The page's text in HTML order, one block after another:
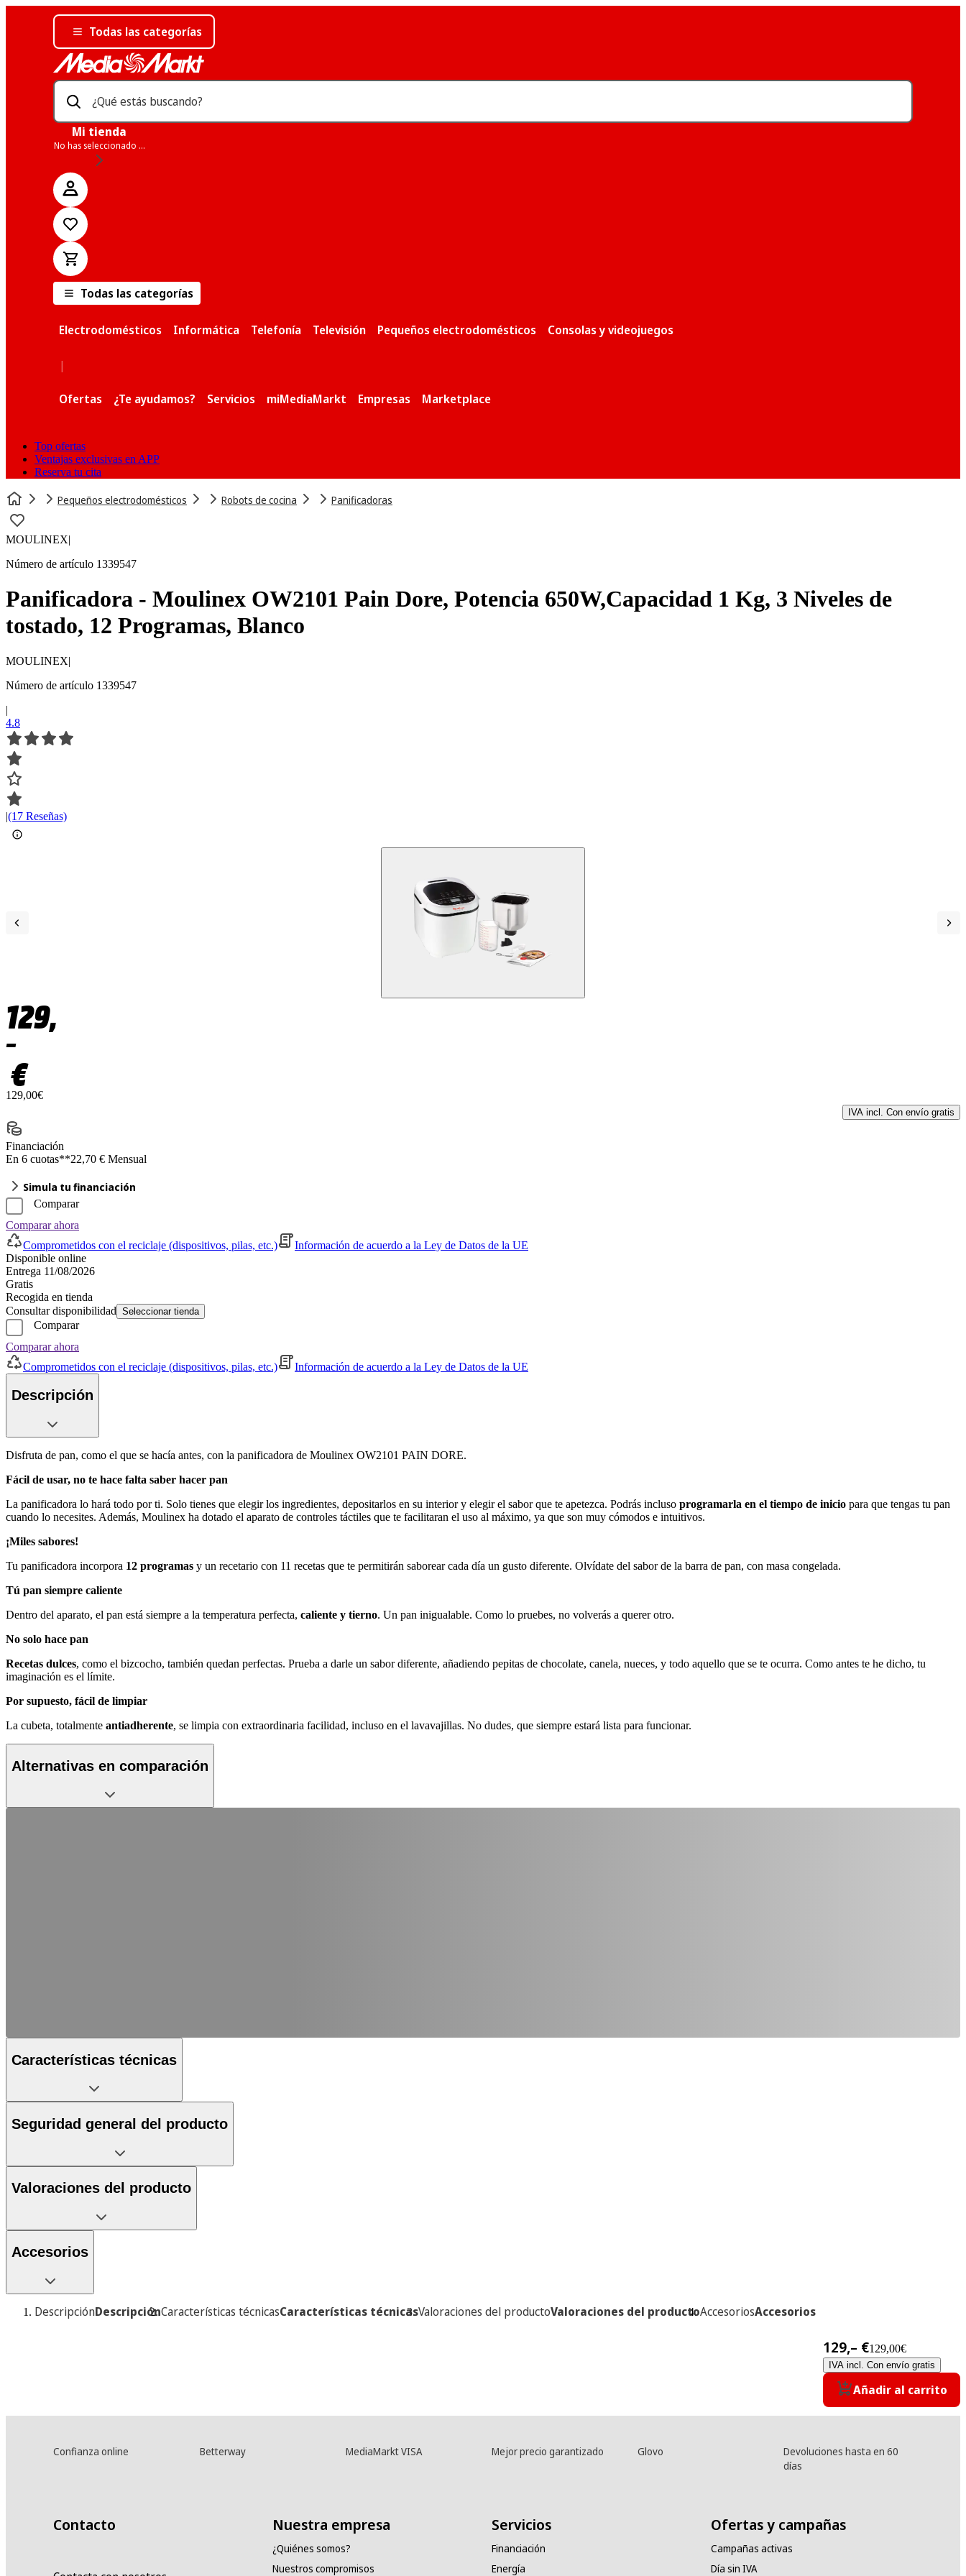
Todas las categorías
¿Qué estás buscando?
Mi tienda
No has seleccionado una tienda
Todas las categorías
Electrodomésticos Informática Telefonía Televisión Pequeños electrodomésticos Consolas y videojuegos
|
Ofertas ¿Te ayudamos? Servicios miMediaMarkt Empresas Marketplace
Top ofertas
Ventajas exclusivas en APP
Reserva tu cita
Pequeños electrodomésticos Robots de cocina Panificadoras
MOULINEX|
Número de artículo 1339547
Panificadora - Moulinex OW2101 Pain Dore, Potencia 650W,Capacidad 1 Kg, 3 Niveles de
tostado, 12 Programas, Blanco
MOULINEX|
Número de artículo 1339547
|
4.8
|(17 Reseñas)
129,
–
€
129,00€
IVA incl. Con envío gratis
Financiación
En 6 cuotas**22,70 € Mensual
Simula tu financiación
Comparar
Comparar ahora
Comprometidos con el reciclaje (dispositivos, pilas, etc.)
Información de acuerdo a la Ley de Datos de la UE
Disponible online
Entrega 11/08/2026
Gratis
Recogida en tienda
Consultar disponibilidad Seleccionar tienda
Comparar
Comparar ahora
Comprometidos con el reciclaje (dispositivos, pilas, etc.)
Información de acuerdo a la Ley de Datos de la UE
Descripción
Disfruta de pan, como el que se hacía antes, con la panificadora de Moulinex OW2101 PAIN DORE.
Fácil de usar, no te hace falta saber hacer pan
La panificadora lo hará todo por ti. Solo tienes que elegir los ingredientes, depositarlos en su interior y elegir el sabor que te apetezca. Podrás incluso programarla en el tiempo de inicio para que tengas tu pan
cuando lo necesites. Además, Moulinex ha dotado el aparato de controles táctiles que te facilitaran el uso al máximo, ya que son muy cómodos e intuitivos.
¡Miles sabores!
Tu panificadora incorpora 12 programas y un recetario con 11 recetas que te permitirán saborear cada día un gusto diferente. Olvídate del sabor de la barra de pan, con masa congelada.
Tú pan siempre caliente
Dentro del aparato, el pan está siempre a la temperatura perfecta, caliente y tierno. Un pan inigualable. Como lo pruebes, no volverás a querer otro.
No solo hace pan
Recetas dulces, como el bizcocho, también quedan perfectas. Prueba a darle un sabor diferente, añadiendo pepitas de chocolate, canela, nueces, y todo aquello que se te ocurra. Como antes te he dicho, tu
imaginación es el límite.
Por supuesto, fácil de limpiar
La cubeta, totalmente antiadherente, se limpia con extraordinaria facilidad, incluso en el lavavajillas. No dudes, que siempre estará lista para funcionar.
Alternativas en comparación
Características técnicas
Seguridad general del producto
Valoraciones del producto
Accesorios
DescripciónDescripciónCaracterísticas técnicasCaracterísticas técnicasValoraciones del productoValoraciones del productoAccesoriosAccesorios
129,– €129,00€
IVA incl. Con envío gratis
Añadir al carrito
Confianza online Betterway MediaMarkt VISA Mejor precio garantizado Glovo
Devoluciones hasta en 60
días
Contacto Nuestra empresa
¿Quiénes somos?
Nuestros compromisos
Servicios
Financiación
Energía
Ofertas y campañas
Campañas activas
Día sin IVA